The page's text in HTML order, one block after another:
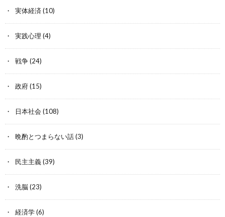
実体経済 (10)
実践心理 (4)
戦争(24)
政府(15)
日本社会 (108)
晩酌とつまらない話(3)
民主主義(39)
洗脳(23)
経済学(6)